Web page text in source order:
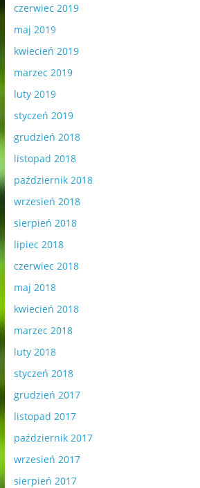
czerwiec 2019
maj 2019
kwiecień 2019
marzec 2019
luty 2019
styczeń 2019
grudzień 2018
listopad 2018
październik 2018
wrzesień 2018
sierpień 2018
lipiec 2018
czerwiec 2018
maj 2018
kwiecień 2018
marzec 2018
luty 2018
styczeń 2018
grudzień 2017
listopad 2017
październik 2017
wrzesień 2017
sierpień 2017